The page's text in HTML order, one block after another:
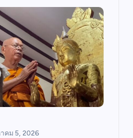
คม 5, 2026